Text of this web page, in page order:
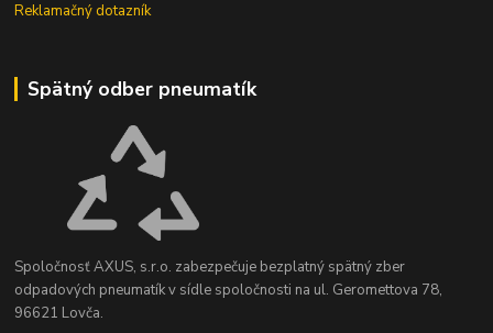
Reklamačný dotazník
Spätný odber pneumatík
Spoločnosť AXUS, s.r.o. zabezpečuje bezplatný spätný zber
odpadových pneumatík v sídle spoločnosti na ul. Geromettova 78,
96621 Lovča.